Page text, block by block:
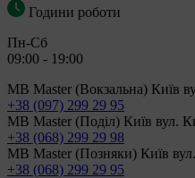
Години роботи
Пн-Сб
09:00 - 19:00
MB Master (Вокзальна) Київ
+38 (097) 299 29 95
MB Master (Поділ) Київ вул.
+38 (068) 299 29 98
MB Master (Позняки) Київ
+38 (068) 299 29 95